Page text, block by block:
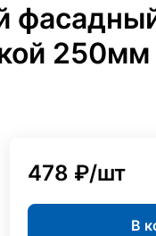
250мм
478 ₽/шт
В